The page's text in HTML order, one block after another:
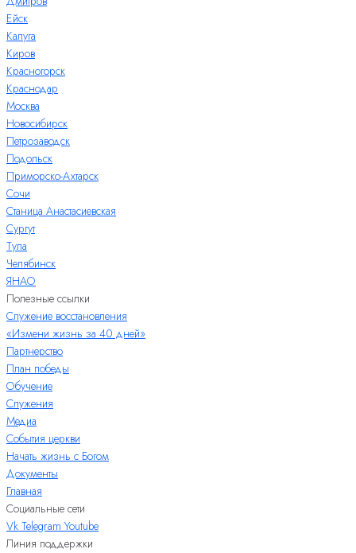
Ейск
Калуга
Киров
Красногорск
Краснодар
Москва
Новосибирск
Петрозаводск
Подольск
Приморско-Ахтарск
Сочи
Станица Анастасиевская
Сургут
Тула
Челябинск
ЯНАО
Полезные ссылки
Служение восстановления
«Измени жизнь за 40 дней»
Партнерство
План победы
Обучение
Служения
Медиа
События церкви
Начать жизнь с Богом
Документы
Главная
Социальные сети
Vk Telegram Youtube
Линия поддержки